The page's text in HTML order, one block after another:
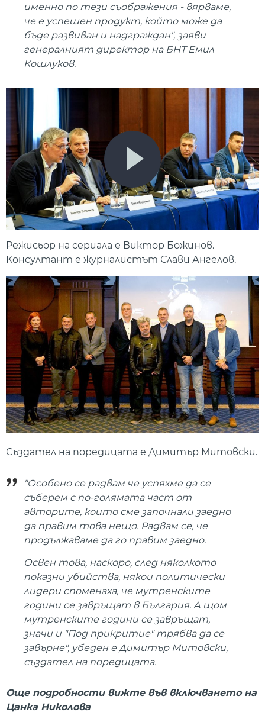
именно по тези съображения - вярваме,
че е успешен продукт, който може да
бъде развиван и надграждан", заяви
генералният директор на БНТ Емил
Кошлуков.
Режисьор на сериала е Виктор Божинов.
Консултант е журналистът Слави Ангелов.
Създател на поредицата е Димитър Митовски.
"Особено се радвам че успяхме да се
съберем с по-голямата част от
авторите, които сме започнали заедно
да правим това нещо. Радвам се, че
продължаваме да го правим заедно.
Освен това, наскоро, след няколкото
показни убийства, някои политически
лидери споменаха, че мутренските
години се завръщат в България. А щом
мутренските години се завръщат,
значи и "Под прикритие" трябва да се
завърне", убеден е Димитър Митовски,
създател на поредицата.
Още подробности вижте във включването на
Цанка Николова